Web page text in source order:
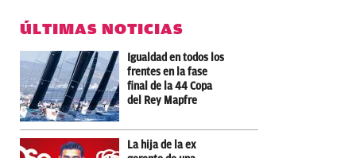
ÚLTIMAS NOTICIAS
Igualdad en todos los
frentes en la fase
final de la 44 Copa
del Rey Mapfre
La hija de la ex